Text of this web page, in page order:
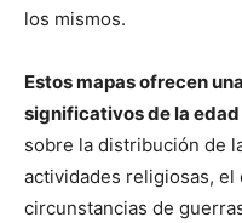
los mismos.
Estos mapas ofrecen
significativos de la
sobre la distribución de
actividades religiosas,
circunstancias de